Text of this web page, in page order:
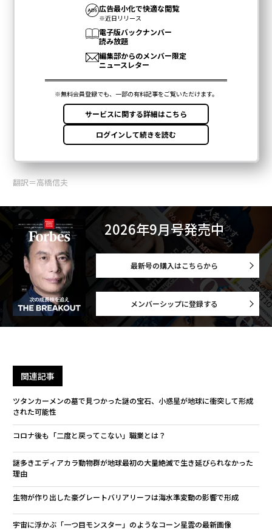
翻訳＝高橋信夫
2026年9月号発売中
最新号の購入はこちらから
メンバーシップに登録する
関連記事
ツタンカーメンの墓で見つかった謎の宝石、小惑星が地球に衝突して形成
された可能性
コロナ後も「二度と戻ってこない」職業とは？
謎多きエディアカラ動物群が地球最初の大量絶滅で生き延びられなかった
理由
生物が作り出した豪グレートバリアリーフは海水準変動の影響で形成
宇宙に浮かぶ「一つ目モンスター」のようなコーン星雲の最新画像